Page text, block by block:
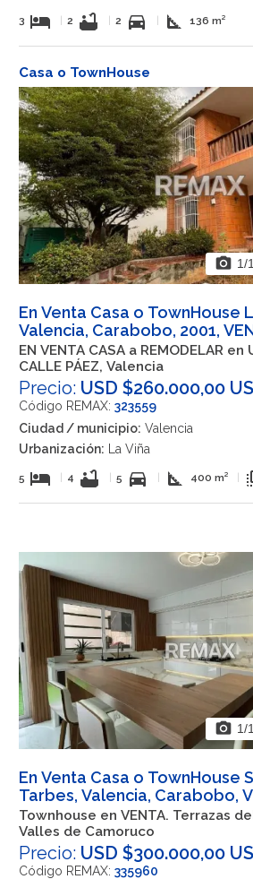
3 hotel 2 bathtub 2 directions_car square_foot 136 m²
Casa o TownHouse
photo_camera 1/
En Venta Casa o TownHouse
Valencia, Carabobo, 2001,
EN VENTA CASA a REMODELAR
CALLE PÁEZ, Valencia
Precio: USD $260.000,00
Código REMAX: 323559
Ciudad / municipio: Valencia
Urbanización: La Viña
5 hotel 4 bathtub 5 directions_car square_foot 400 m²
photo_camera 1/
En Venta Casa o TownHouse
Tarbes, Valencia, Carabobo,
Townhouse en VENTA. Terrazas
Valles de Camoruco
Precio: USD $300.000,00
Código REMAX: 335960